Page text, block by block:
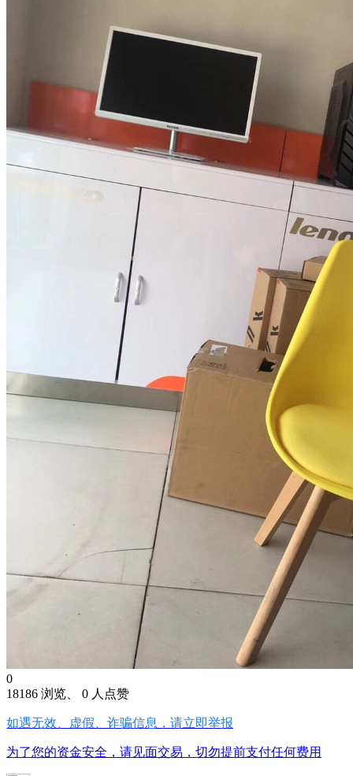
0
18186 浏览、 0 人点赞
如遇无效、虚假、诈骗信息，请立即举报
为了您的资金安全，请见面交易，切勿提前支付任何费用